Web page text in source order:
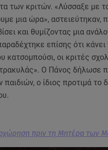
των κριτών. «Λύσσαξε με
μια ώρα», αστειεύτηκαν,
και θυμίζοντας μια
επίσης ότι
κατσομπούσι, οι κριτές
Ο Πάνος δήλωσε
ο ίδιος προτιμά το
πριν τη Μητέρα των